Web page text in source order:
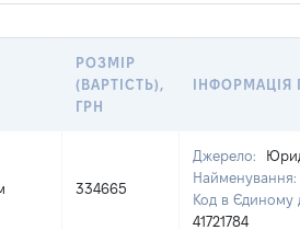
РОЗМІР
(ВАРТІСТЬ),
ГРН
334665
Джерело:
Найменування:
Код в Єдиному
41721784